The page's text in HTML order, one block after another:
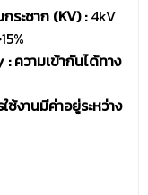
ระชาก (KV) :4kV
ความเข้ากันได้ทาง
งานมีค่าอยู่ระหว่าง